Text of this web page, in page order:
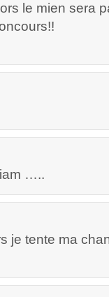
le mien sera
…..
je tente ma